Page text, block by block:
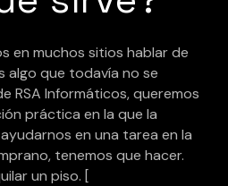
en muchos sitios hablar de
algo que todavía no se
RSA Informáticos, queremos
práctica en la que la
en una tarea en la
tenemos que hacer.
un piso. [